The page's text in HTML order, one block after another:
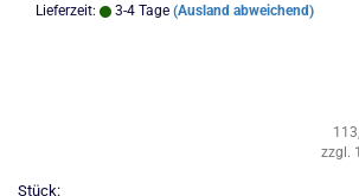
Lieferzeit:
3-4 Tage (Ausland abweichend)
zzgl.
Stück: